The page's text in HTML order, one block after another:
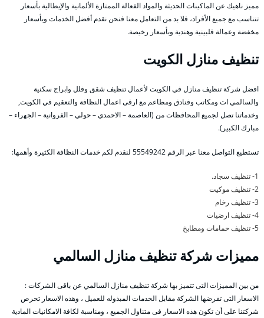
مميز ناهيك عن الماكينات الحديثة والمواد الفعالة الممتازة الألمانية والإيطالية بأسعار
تتناسب مع جميع الأفراد، فلا بد من التعامل معنا فنحن نقدم أفضل الخدمات وبأسعار
مخفضة وعمالة فلبينية وهندية وبأسعار رخيصة.
تنظيف منازل الكويت
افضل شركة تنظيف منازل في الكويت لأعمال تنظيف شقق وفلل وابراج سكنية
والسالمي ات ومكاتب وفنادق ومطاعم مع ارقى اعمال النظافة والتعقيم في الكويت,
وخدماتنا تصل لجميع المحافظات من (العاصمة – الاحمدي – حولي – الفروانية – الجهراء –
مبارك الكبير).
تستطيع التواصل معنا عبر الرقم 55549242 لنقدم لكم خدمات النظافة الكثيرة وأهمها:
1- تنظيف سجاد.
2- تنظيف موكيت
3- تنظيف رخام
4- تنظيف ارضيات
5- تنظيف حمامات ومطابخ
مميزات شركة تنظيف منازل السالمي
من بين المميزات التى تتميز بها شركة تنظيف منازل السالمي عن باقى الشركات :
الاسعار التى تفرضها الشركة مقابل الخدمات المبذوله للعميل ، وهذه الاسعار تحرص
شركتنا على أن تكون هذه الاسعار فى متناول الجميع ، ومناسبة لكافة الامكانيات المادية